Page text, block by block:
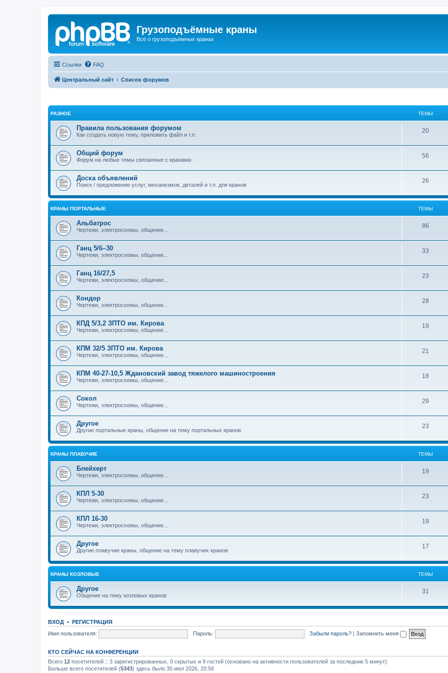
Грузоподъёмные краны
Всё о грузоподъёмных кранах
Ссылки FAQ
Центральный сайт Список форумов
РАЗНОЕ ТЕМЫ
Правила пользования форумом
Как создать новую тему, приложить файл и т.п.
20
Общий форум
Форум на любые темы связанные с кранами.
56
Доска объявлений
Поиск / предложение услуг, механизмов, деталей и т.п. для кранов
26
КРАНЫ ПОРТАЛЬНЫЕ ТЕМЫ
Альбатрос
Чертежи, электросхемы, общение...
86
Ганц 5/6–30
Чертежи, электросхемы, общение...
33
Ганц 16/27,5
Чертежи, электросхемы, общение...
23
Кондор
Чертежи, электросхемы, общение...
28
КПД 5/3,2 ЗПТО им. Кирова
Чертежи, электросхемы, общение...
19
КПМ 32/5 ЗПТО им. Кирова
Чертежи, электросхемы, общение...
21
КПМ 40-27-10,5 Ждановский завод тяжелого машиностроения
Чертежи, электросхемы, общение...
18
Сокол
Чертежи, электросхемы, общение...
29
Другое
Другие портальные краны, общение на тему портальных кранов
23
КРАНЫ ПЛАВУЧИЕ ТЕМЫ
Блейхерт
Чертежи, электросхемы, общение...
19
КПЛ 5-30
Чертежи, электросхемы, общение...
23
КПЛ 16-30
Чертежи, электросхемы, общение...
19
Другое
Другие плавучие краны, общение на тему плавучих кранов
17
КРАНЫ КОЗЛОВЫЕ ТЕМЫ
Другое
Общение на тему козловых кранов
31
ВХОД • РЕГИСТРАЦИЯ
Имя пользователя:
Пароль: Забыли пароль? | Запомнить меня
КТО СЕЙЧАС НА КОНФЕРЕНЦИИ
Всего 12 посетителей :: 3 зарегистрированных, 0 скрытых и 9 гостей (основано на активности пользователей за последние 5 минут)
Больше всего посетителей (5343) здесь было 30 июл 2026, 20:56